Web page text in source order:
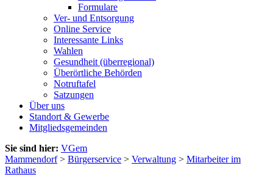
Formulare
Ver- und Entsorgung
Online Service
Interessante Links
Wahlen
Gesundheit (überregional)
Überörtliche Behörden
Notruftafel
Satzungen
Über uns
Standort & Gewerbe
Mitgliedsgemeinden
Sie sind hier: VGem
Mammendorf> Bürgerservice > Verwaltung > Mitarbeiter im
Rathaus